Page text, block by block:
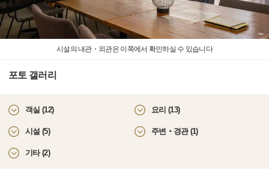
시설의 내관・외관은 이쪽에서 확인하실 수 있습니다
포토 갤러리
객실 (12) 요리 (13)
시설 (5) 주변‧경관 (1)
기타 (2)